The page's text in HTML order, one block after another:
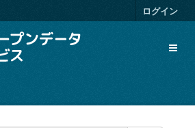
ログイン